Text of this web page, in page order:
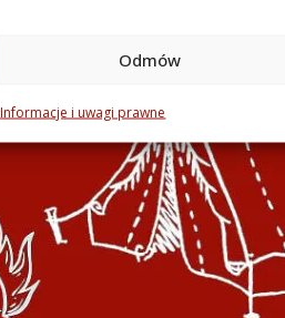
Odmów
Informacje i uwagi prawne